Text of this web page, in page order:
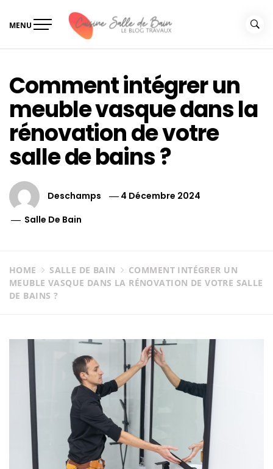
MENU
Comment intégrer un
meuble vasque dans la
rénovation de votre
salle de bains ?
Deschamps
4 Décembre 2024
Salle De Bain
HOME SALLE DE BAIN
COMMENT INTÉGRER UN
MEUBLE VASQUE DANS LA RÉNOVATION DE VOTRE SALLE
DE BAINS ?